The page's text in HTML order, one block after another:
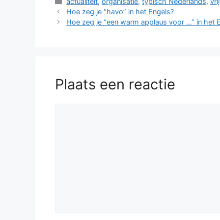
Hoe zeg je “havo” in het Engels?
Hoe zeg je “een warm applaus voor …” in het
Plaats een reactie